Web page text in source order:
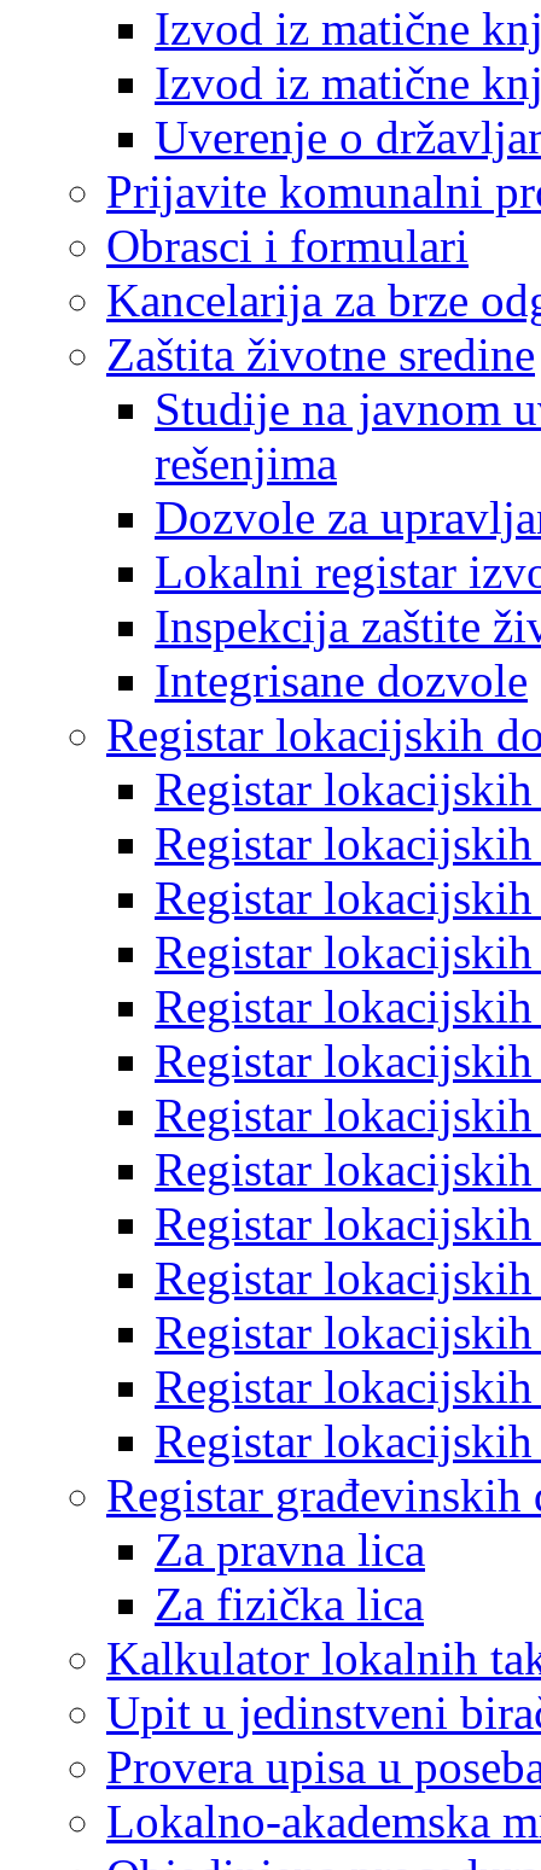
Izvod iz matične
Izvod iz matične
Uverenje o
Prijavite komunalni
Obrasci i formulari
Kancelarija za brze
Zaštita životne sredine
Studije na javnom
rešenjima
Dozvole za
Lokalni registar
Inspekcija zaštite
Integrisane dozvole
Registar lokacijskih
Registar
Registar
Registar
Registar
Registar
Registar
Registar
Registar
Registar
Registar
Registar
Registar
Registar
Registar građevinskih
Za pravna lica
Za fizička lica
Kalkulator lokalnih
Upit u jedinstveni
Provera upisa u
Lokalno-akademska